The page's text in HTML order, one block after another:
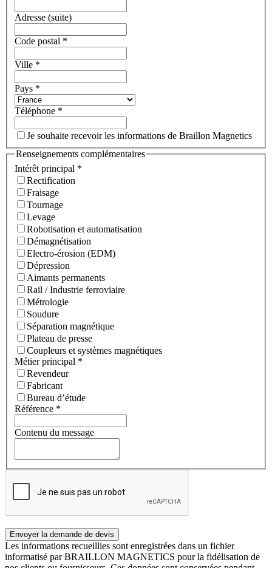
Adresse (suite)
Code postal *
Ville *
Pays *
Téléphone *
Je souhaite recevoir les informations de Braillon Magnetics
Renseignements complémentaires
Intérêt principal *
Rectification
Fraisage
Tournage
Levage
Robotisation et automatisation
Démagnétisation
Electro-érosion (EDM)
Dépression
Aimants permanents
Rail / Industrie ferroviaire
Métrologie
Soudure
Séparation magnétique
Plateau de presse
Coupleurs et systèmes magnétiques
Métier principal *
Revendeur
Fabricant
Bureau d’étude
Référence *
Contenu du message
Les informations recueillies sont enregistrées dans un fichier
informatisé par BRAILLON MAGNETICS pour la fidélisation de